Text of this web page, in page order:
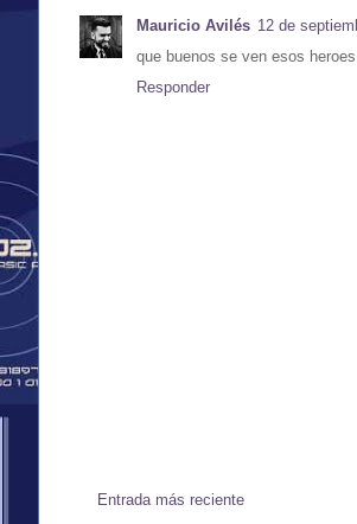
Mauricio Avilés 12 de
que buenos se ven esos
Responder
Entrada más reciente